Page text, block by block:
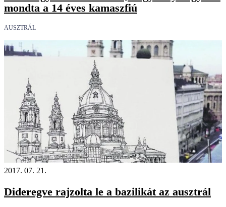
mondta a 14 éves kamaszfiú
AUSZTRÁL
2017. 07. 21.
Dideregve rajzolta le a bazilikát az ausztrál